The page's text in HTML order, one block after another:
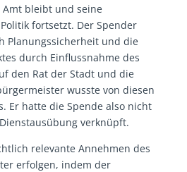
bleibt und seine
fortsetzt. Der Spender
Planungssicherheit und die
durch Einflussnahme des
den Rat der Stadt und die
wusste von diesen
Er hatte die Spende also nicht
verknüpft.
relevante Annehmen des
erfolgen, indem der